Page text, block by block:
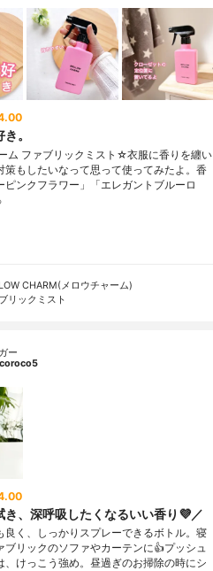
。
ム ファブリックミスト☆衣服に香りを纏い
策もしたいなって思って使ってみたよ。香
ピンクフラワー」「エレガントブルーロ
CHARM(メロウチャーム)
リックミスト
ー
き、深呼吸したくなるいい香り💜／
良く、しっかりスプレーできるボトル。寝
ブリックのソファやカーテンに👍プッシュ
、けっこう強め。昼過ぎのお掃除の時にシ